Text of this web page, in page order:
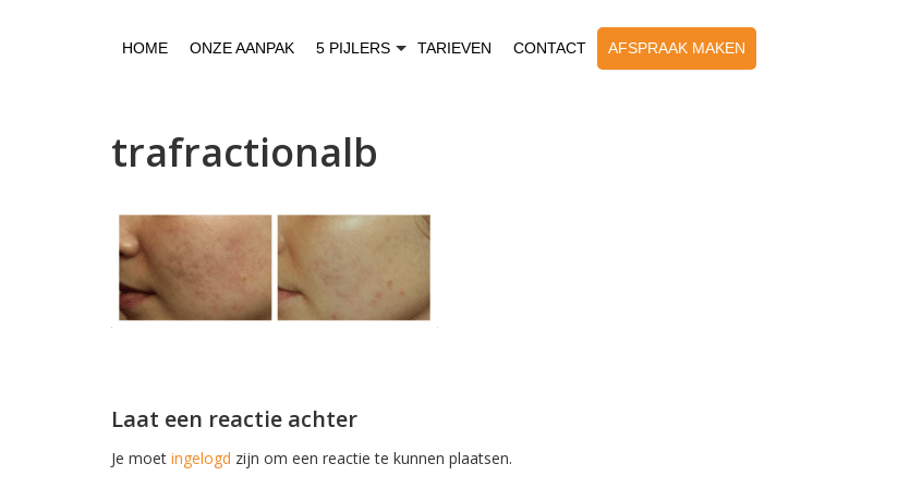
HOME ONZE AANPAK 5 PIJLERS TARIEVEN CONTACT AFSPRAAK MAKEN
trafractionalb
Laat een reactie achter
Je moet ingelogd zijn om een reactie te kunnen plaatsen.